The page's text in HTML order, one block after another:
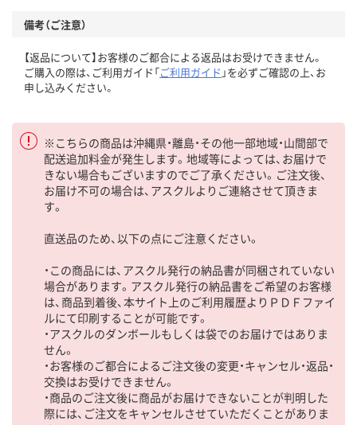
備考（ご注意）
【返品について】お客様のご都合による返品はお受けできません。
ご購入の際は、ご利用ガイド「ご利用ガイド 」を必ずご確認の上、お
申し込みください。
※こちらの商品は沖縄県・離島・その他一部地域・山間部で
配送追加料金が発生します。地域等によっては、お届けで
きない場合もございますのでご了承ください。ご注文後、
お届け不可の場合は、アスクルよりご連絡させて頂きま
す。
直送品のため、以下の点にご注意ください。
・この商品には、アスクル発行の納品書が同梱されていない
場合があります。アスクル発行の納品書をご希望のお客様
は、商品到着後、本サイト上のご利用履歴よりＰＤＦファイ
ルにて印刷することが可能です。
・アスクルのダンボールもしくは袋でのお届けではありま
せん。
・お客様のご都合によるご注文後の変更・キャンセル・返品・
交換はお受けできません。
・商品のご注文後に商品がお届けできないことが判明した
際には、ご注文をキャンセルさせていただくことがありま